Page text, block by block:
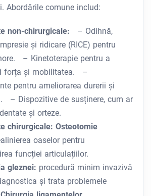
Abordările comune includ:
non-chirurgicale:
– Odihnă,
și ridicare (RICE) pentru
– Kinetoterapie pentru a
forța și mobilitatea. –
pentru ameliorarea durerii și
– Dispozitive de susținere, cum ar
și orteze.
chirurgicale: Osteotomie
oaselor pentru
funcției articulațiilor.
gleznei: procedură minim invazivă
și trata problemele